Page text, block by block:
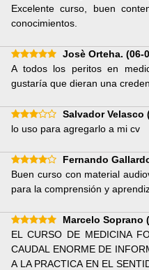
Excelente curso, buen
conocimientos.
Josè Orteha. (06-
A todos los peritos en
gustaría que dieran una
Salvador Velasco
lo uso para agregarlo a mi cv
Fernando
Buen curso con material
para la comprensión y
Marcelo Soprano
EL CURSO DE MEDICINA
CAUDAL ENORME DE
A LA PRACTICA EN EL